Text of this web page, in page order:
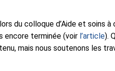
du colloque d’Aide et soins à
encore terminée (voir l’article).
mais nous soutenons les